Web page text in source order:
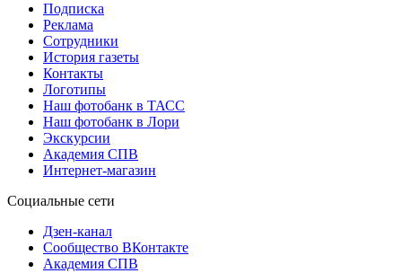
Подписка
Реклама
Сотрудники
История газеты
Контакты
Логотипы
Наш фотобанк в ТАСС
Наш фотобанк в Лори
Экскурсии
Академия СПВ
Интернет-магазин
Социальные сети
Дзен-канал
Сообщество ВКонтакте
Академия СПВ